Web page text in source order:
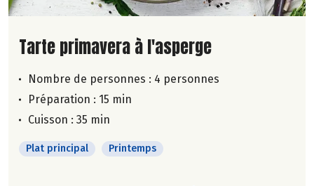
Lire la suite de la recette
Tarte primavera à l'asperge
Nombre de personnes : 4 personnes
Préparation : 15 min
Cuisson : 35 min
Plat principal Printemps